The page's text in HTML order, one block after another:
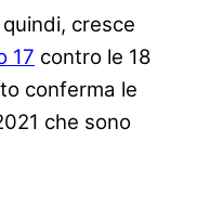
cresce
17 contro le 18
conferma le
che sono